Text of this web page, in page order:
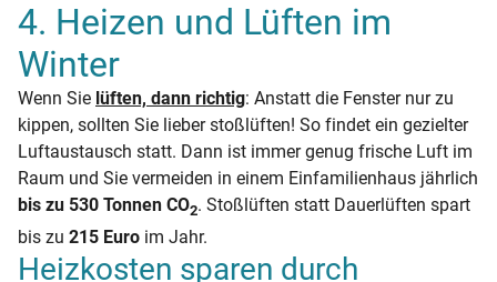
4. Heizen und Lüften im
Winter
Wenn Sie lüften, dann richtig: Anstatt die Fenster nur zu
kippen, sollten Sie lieber stoßlüften! So findet ein gezielter
Luftaustausch statt. Dann ist immer genug frische Luft im
Raum und Sie vermeiden in einem Einfamilienhaus jährlich
bis zu 530 Tonnen CO2. Stoßlüften statt Dauerlüften spart
bis zu 215 Euro im Jahr.
Heizkosten sparen durch